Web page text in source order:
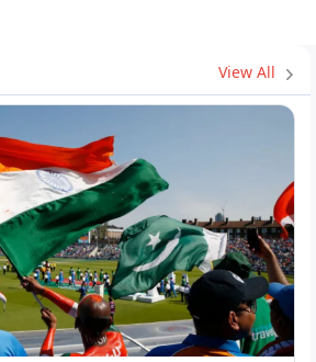
View All